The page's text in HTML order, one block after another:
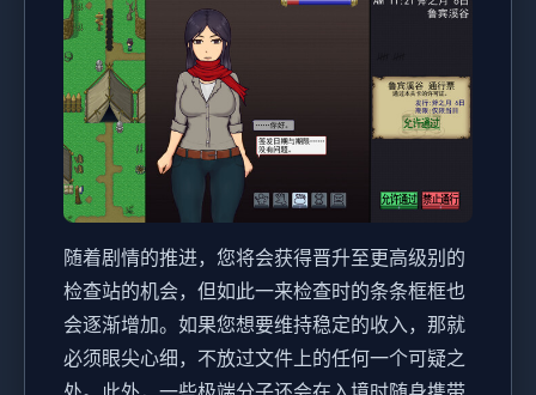
随着剧情的推进，您将会获得晋升至更高级别的
检查站的机会，但如此一来检查时的条条框框也
会逐渐增加。如果您想要维持稳定的收入，那就
必须眼尖心细，不放过文件上的任何一个可疑之